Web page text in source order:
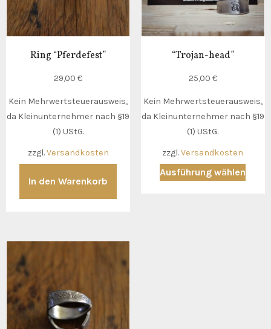
Ring “Pferdefest”
29,00€
Kein Mehrwertsteuerausweis,
da Kleinunternehmer nach §19
(1) UStG.
zzgl.Versandkosten
In den Warenkorb
“Trojan-head”
25,00 €
Kein Mehrwertsteuerausweis,
da Kleinunternehmer nach §19
(1) UStG.
zzgl.Versandkosten
Ausführung wählen